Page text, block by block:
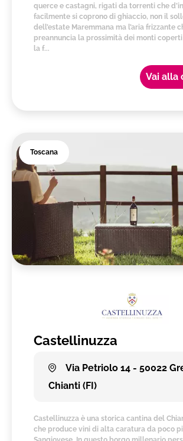
Vai alla
querce e castagni, rigati da torrenti che
facilmente si coprono di ghiaccio, non il
dell’estate Maremmana ma l’aria frizzante
preannuncia la prossimità dei monti
la f...
Toscana
Castellinuzza
Via Petriolo 14 - 50022
Chianti (FI)
Castellinuzza è una storica cantina del
che produce vini di alta caratura da poco